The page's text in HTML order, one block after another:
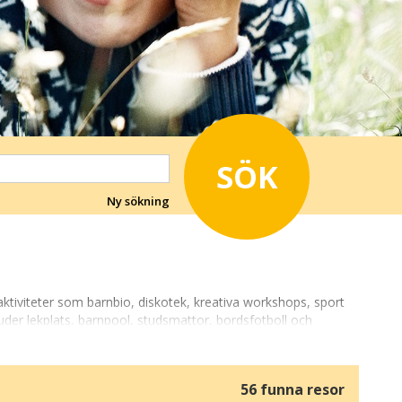
SÖK
Ny sökning
som barnbio, diskotek, kreativa workshops, sport
lekplats, barnpool, studsmattor, bordsfotboll och
hotellets faciliteter med upplevelserika utflykter.
56 funna resor